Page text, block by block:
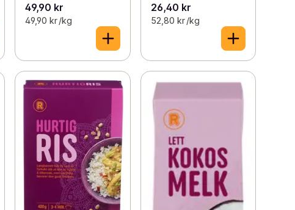
49,90 kr
49,90 kr /kg
26,40 kr
52,80 kr /kg